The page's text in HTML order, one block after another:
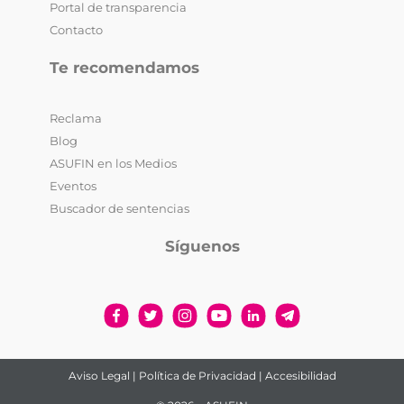
Portal de transparencia
Contacto
Te recomendamos
Reclama
Blog
ASUFIN en los Medios
Eventos
Buscador de sentencias
Síguenos
Aviso Legal | Política de Privacidad | Accesibilidad